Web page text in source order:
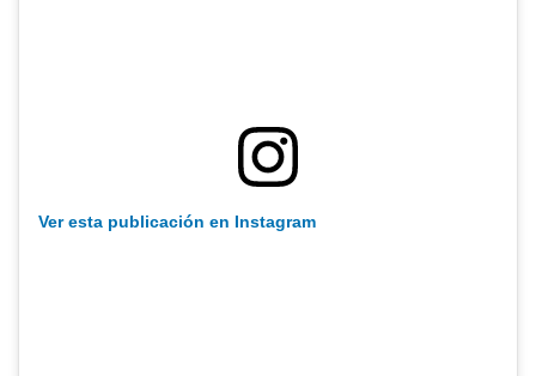
Ver esta publicación en Instagram